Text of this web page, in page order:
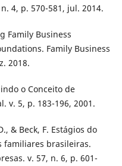
4, p. 570-581, jul. 2014.
Family Business
Family Business
2018.
o Conceito de
v. 5, p. 183-196, 2001.
& Beck, F. Estágios do
familiares brasileiras.
v. 57, n. 6, p. 601-